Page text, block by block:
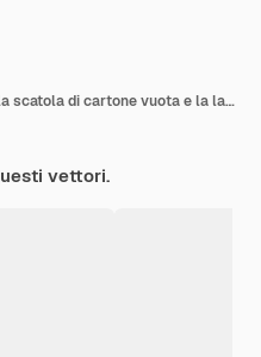
Il giovane di consegna tiene la scatola di cartone vuota e la lavagna per appunti
vettori.